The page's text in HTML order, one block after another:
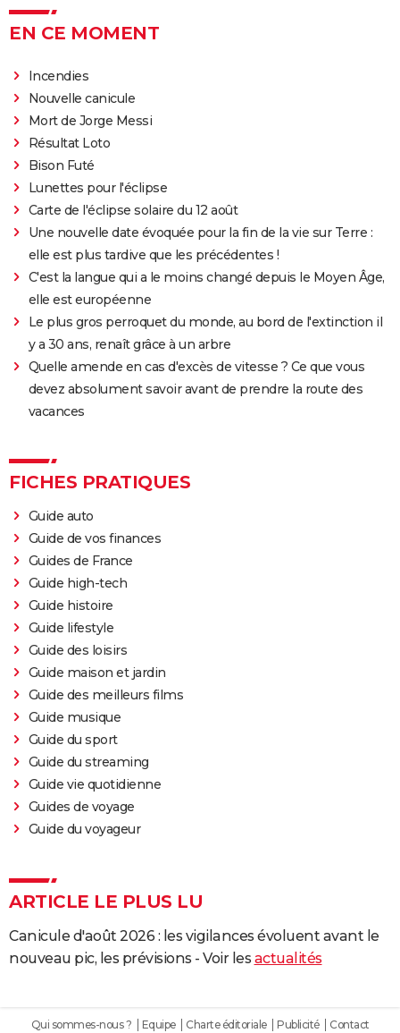
EN CE MOMENT
Incendies
Nouvelle canicule
Mort de Jorge Messi
Résultat Loto
Bison Futé
Lunettes pour l'éclipse
Carte de l'éclipse solaire du 12 août
Une nouvelle date évoquée pour la fin de la vie sur Terre :
elle est plus tardive que les précédentes !
C'est la langue qui a le moins changé depuis le Moyen Âge,
elle est européenne
Le plus gros perroquet du monde, au bord de l'extinction il
y a 30 ans, renaît grâce à un arbre
Quelle amende en cas d'excès de vitesse ? Ce que vous
devez absolument savoir avant de prendre la route des
vacances
FICHES PRATIQUES
Guide auto
Guide de vos finances
Guides de France
Guide high-tech
Guide histoire
Guide lifestyle
Guide des loisirs
Guide maison et jardin
Guide des meilleurs films
Guide musique
Guide du sport
Guide du streaming
Guide vie quotidienne
Guides de voyage
Guide du voyageur
ARTICLE LE PLUS LU
Canicule d'août 2026 : les vigilances évoluent avant le
nouveau pic, les prévisions - Voir les actualités
Qui sommes-nous ? Equipe Charte éditoriale Publicité Contact